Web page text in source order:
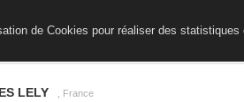
de Cookies pour réaliser des
LELY , France